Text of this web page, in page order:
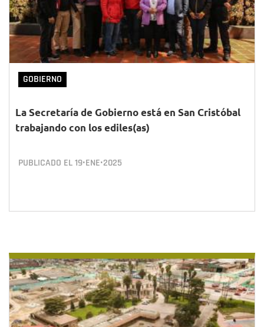
GOBIERNO
La Secretaría de Gobierno está en San Cristóbal
trabajando con los ediles(as)
PUBLICADO EL19•ENE•2025